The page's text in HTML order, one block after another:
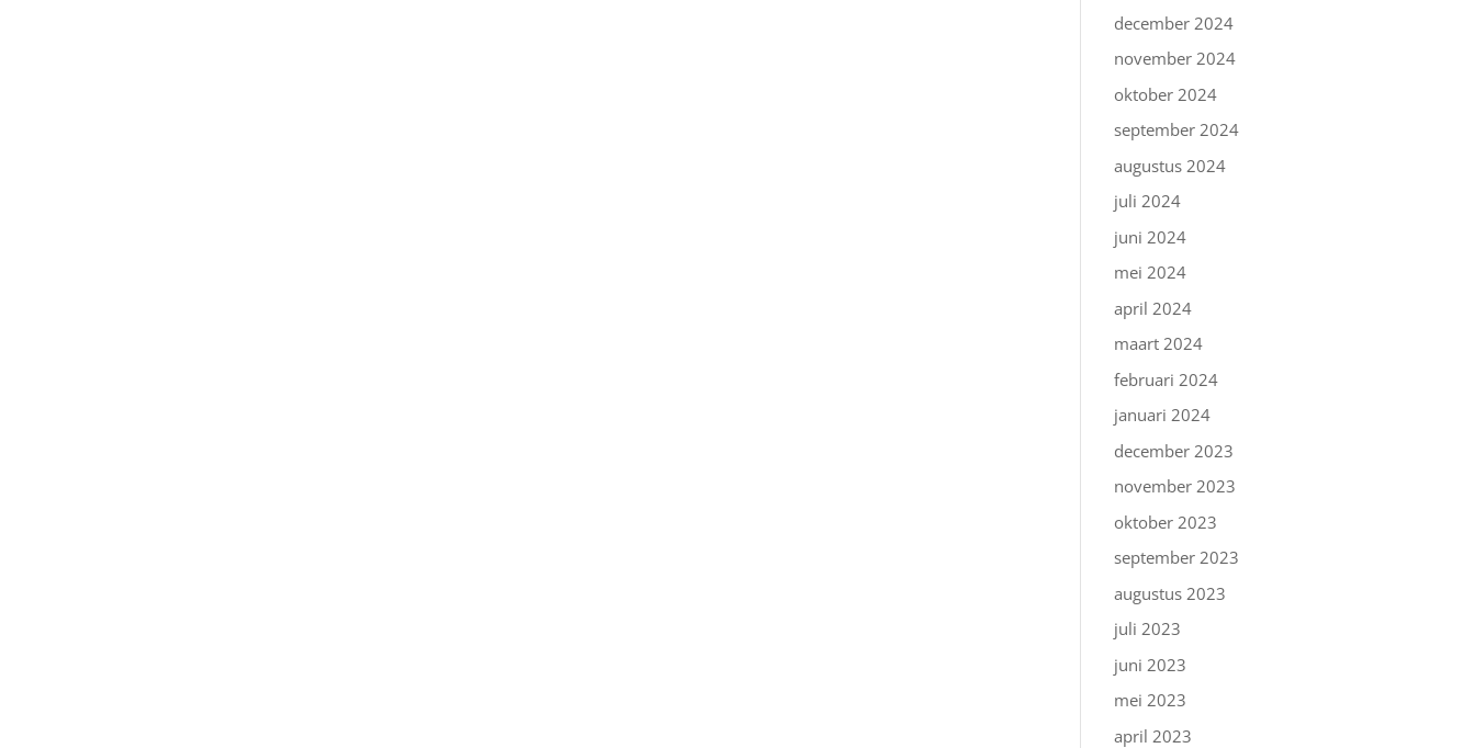
december 2024
november 2024
oktober 2024
september 2024
augustus 2024
juli 2024
juni 2024
mei 2024
april 2024
maart 2024
februari 2024
januari 2024
december 2023
november 2023
oktober 2023
september 2023
augustus 2023
juli 2023
juni 2023
mei 2023
april 2023